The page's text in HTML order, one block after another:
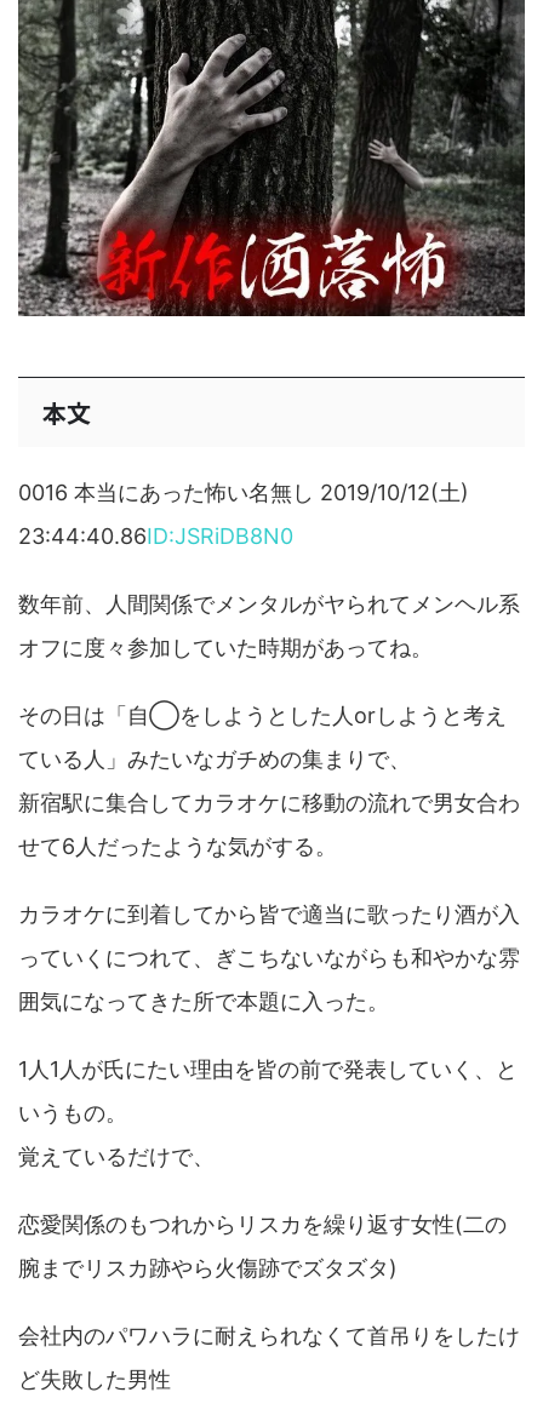
本文
0016 本当にあった怖い名無し 2019/10/12(土)
23:44:40.86ID:JSRiDB8N0
数年前、人間関係でメンタルがヤられてメンヘル系
オフに度々参加していた時期があってね。
その日は「自◯をしようとした人orしようと考え
ている人」みたいなガチめの集まりで、
新宿駅に集合してカラオケに移動の流れで男女合わ
せて6人だったような気がする。
カラオケに到着してから皆で適当に歌ったり酒が入
っていくにつれて、ぎこちないながらも和やかな雰
囲気になってきた所で本題に入った。
1人1人が氏にたい理由を皆の前で発表していく、と
いうもの。
覚えているだけで、
恋愛関係のもつれからリスカを繰り返す女性(二の
腕までリスカ跡やら火傷跡でズタズタ)
会社内のパワハラに耐えられなくて首吊りをしたけ
ど失敗した男性